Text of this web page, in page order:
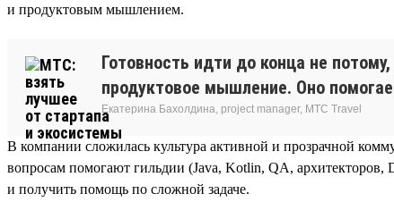
и продуктовым мышлением.
Готовность идти до конца не
продуктовое мышление. Оно
Екатерина Бахолдина, project manager, МТС Travel
В компании сложилась культура активной и прозрачной
вопросам помогают гильдии (Java, Kotlin, QA,
и получить помощь по сложной задаче.